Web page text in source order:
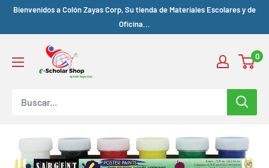
Bienvenidos a Colón Zayas Corp, Su tienda de Materiales Escolares y de
Oficina...
0